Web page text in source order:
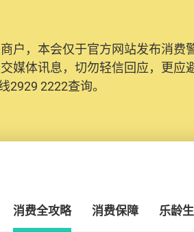
户，本会仅于官方网站发布消
媒体讯息，切勿轻信回应，更
2929 2222查询。
消费全攻略 消费保障 乐龄